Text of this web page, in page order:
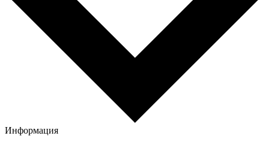
Информация